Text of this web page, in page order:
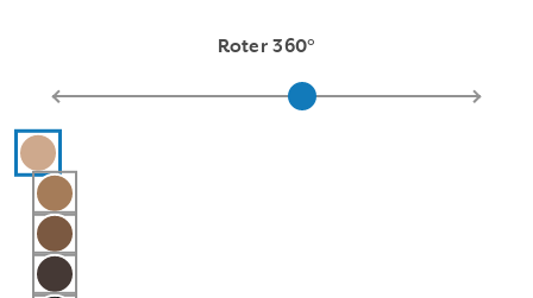
Roter 360°
Hearing aid color selections